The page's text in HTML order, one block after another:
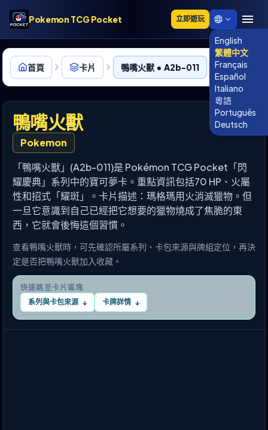
Pokemon TCG Pocket 立即遊玩
English
繁體中文
Français
Español
Italiano
粵語
Português
Deutsch
首頁 卡片 鴨嘴火獸 • A2b-011
鴨嘴火獸
Pokemon
「鴨嘴火獸」(A2b-011)是 Pokémon TCG Pocket「閃
耀慶典」系列中的寶可夢卡。重點資訊包括70 HP、火屬
性和招式「耀斑」。卡片描述：瑪格瑪用火消滅獵物。但
一旦它意識到自己已經把它想要的獵物燒成了焦脆的東
西，它就會後悔這個習慣。
查看鴨嘴火獸時，可先確認所屬系列、卡包來源與牌組定位，再決
定是否把鴨嘴火獸加入收藏。
快速跳至卡片區塊
系列與卡包來源 ↓ 卡牌詳情 ↓